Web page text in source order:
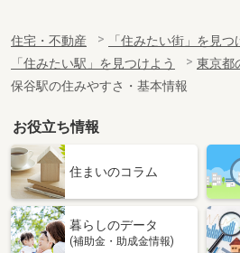
住宅・不動産
「住みたい街」を見つ
「住みたい駅」を見つけよう
東京都
保谷駅の住みやすさ・基本情報
お役立ち情報
住まいのコラム
暮らしのデータ
(補助金・助成金情報)